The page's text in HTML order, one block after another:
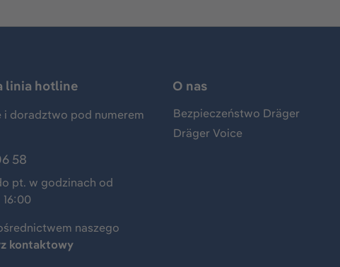
linia hotline
i doradztwo pod numerem
58
pt. w godzinach od
naszego
kontaktowy
O nas
Bezpieczeństwo Dräger
Dräger Voice